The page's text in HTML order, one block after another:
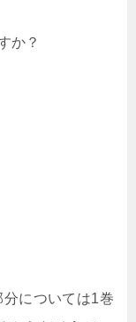
か？
については1巻